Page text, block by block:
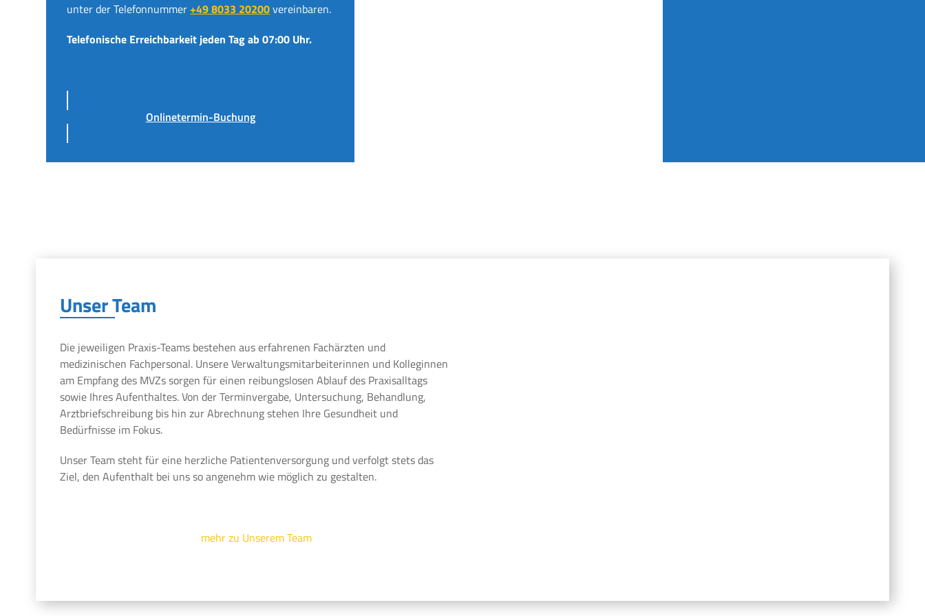
unter der Telefonnummer+49 8033 20200vereinbaren.
Telefonische Erreichbarkeit jeden Tag ab 07:00 Uhr.
Onlinetermin-Buchung
Unser Team
Die jeweiligen Praxis-Teams bestehen aus erfahrenen Fachärzten und
medizinischen Fachpersonal. Unsere Verwaltungsmitarbeiterinnen und Kolleginnen
am Empfang des MVZs sorgen für einen reibungslosen Ablauf des Praxisalltags
sowie Ihres Aufenthaltes. Von der Terminvergabe, Untersuchung, Behandlung,
Arztbriefschreibung bis hin zur Abrechnung stehen Ihre Gesundheit und
Bedürfnisse im Fokus.
Unser Team steht für eine herzliche Patientenversorgung und verfolgt stets das
Ziel, den Aufenthalt bei uns so angenehm wie möglich zu gestalten.
mehr zu Unserem Team